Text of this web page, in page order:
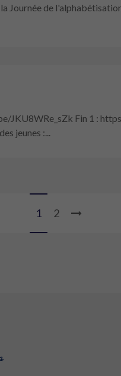
Journée de
JKU8WRe_sZk Fin 1 :
jeunes :...
1 2